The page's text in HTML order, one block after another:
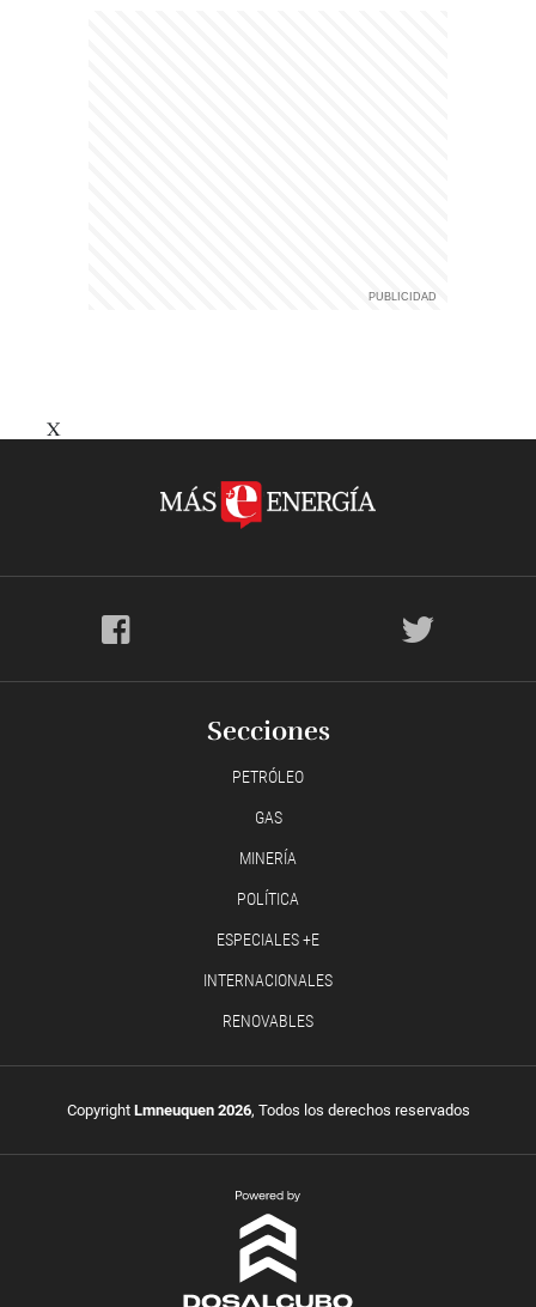
X
Secciones
PETRÓLEO
GAS
MINERÍA
POLÍTICA
ESPECIALES +E
INTERNACIONALES
RENOVABLES
Copyright Lmneuquen 2026, Todos los derechos reservados